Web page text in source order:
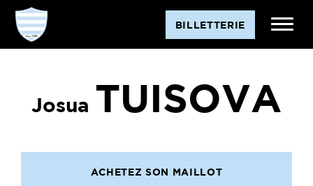
BILLETTERIE
Josua TUISOVA
ACHETEZ SON MAILLOT